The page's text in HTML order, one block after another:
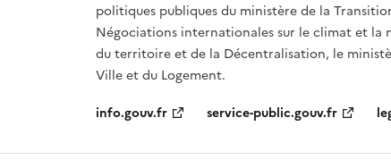
politiques publiques du ministère de la
Négociations internationales sur le climat et la
du territoire et de la Décentralisation, le
Ville et du Logement.
info.gouv.fr
service-public.gouv.fr